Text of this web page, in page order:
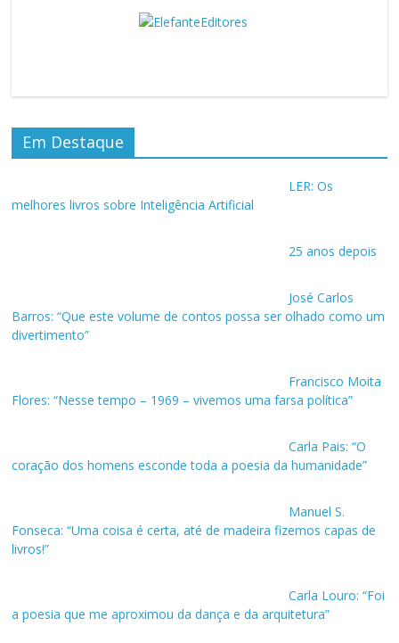
Em Destaque
LER: Os
melhores livros sobre Inteligência Artificial
25 anos depois
José Carlos
Barros: “Que este volume de contos possa ser olhado como um
divertimento”
Francisco Moita
Flores: “Nesse tempo – 1969 – vivemos uma farsa política”
Carla Pais: “O
coração dos homens esconde toda a poesia da humanidade”
Manuel S.
Fonseca: “Uma coisa é certa, até de madeira fizemos capas de
livros!”
Carla Louro: “Foi
a poesia que me aproximou da dança e da arquitetura”